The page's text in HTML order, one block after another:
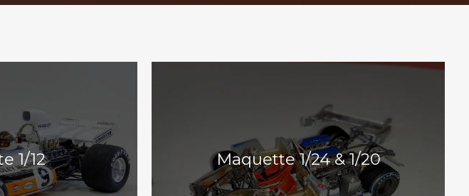
1/12 Maquette 1/24 & 1/20